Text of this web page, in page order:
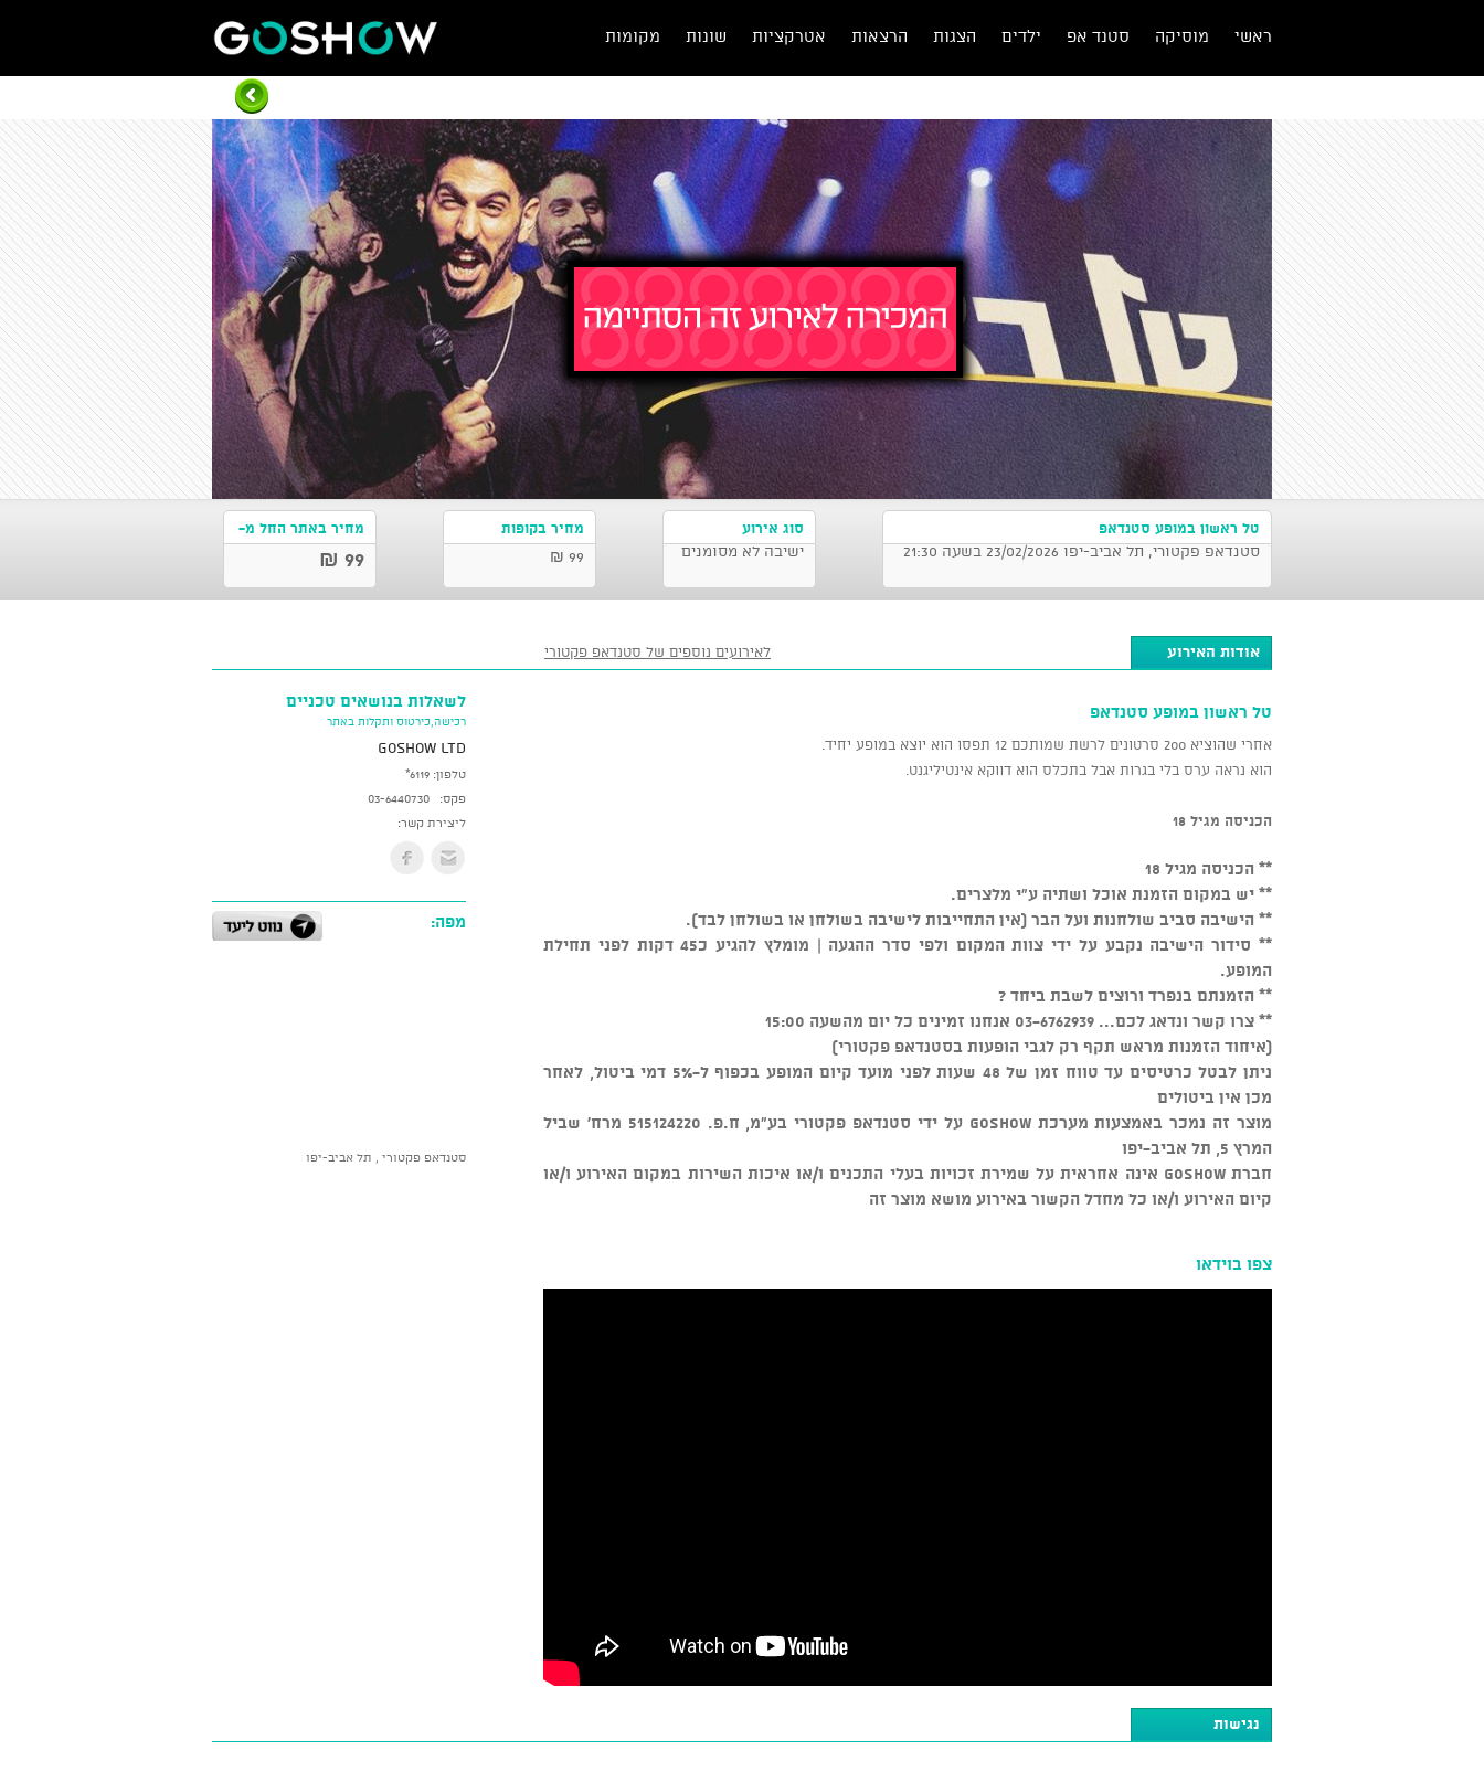
ראשי מוסיקה סטנד אפ ילדים הצגות הרצאות אטרקציות שונות מקומות
טל ראשון במופע סטנדאפ
סטנדאפ פקטורי, תל אביב-יפו 23/02/2026 בשעה 21:30
סוג אירוע
ישיבה לא מסומנים
מחיר בקופות
99 ₪
מחיר באתר החל מ-
99 ₪
אודות האירוע לאירועים נוספים של סטנדאפ פקטורי
טל ראשון במופע סטנדאפ
אחרי שהוציא 200 סרטונים לרשת שמותכם 12 תפסו הוא יוצא במופע יחיד.
הוא נראה ערס בלי בגרות אבל בתכלס הוא דווקא אינטיליגנט.
הכניסה מגיל 18
** הכניסה מגיל 18
** יש במקום הזמנת אוכל ושתיה ע"י מלצרים.
** הישיבה סביב שולחנות ועל הבר (אין התחייבות לישיבה בשולחן או בשולחן לבד).
** סידור הישיבה נקבע על ידי צוות המקום ולפי סדר ההגעה | מומלץ להגיע כ45 דקות לפני תחילת
המופע.
** הזמנתם בנפרד ורוצים לשבת ביחד ?
** צרו קשר ונדאג לכם... 03-6762939 אנחנו זמינים כל יום מהשעה 15:00
(איחוד הזמנות מראש תקף רק לגבי הופעות בסטנדאפ פקטורי)
ניתן לבטל כרטיסים עד טווח זמן של 48 שעות לפני מועד קיום המופע בכפוף ל-5% דמי ביטול, לאחר
מכן אין ביטולים
מוצר זה נמכר באמצעות מערכת GOSHOW על ידי סטנדאפ פקטורי בע"מ, ח.פ. 515124220 מרח' שביל
המרץ 5, תל אביב-יפו
חברת GOSHOW אינה אחראית על שמירת זכויות בעלי התכנים ו/או איכות השירות במקום האירוע ו/או
קיום האירוע ו/או כל מחדל הקשור באירוע מושא מוצר זה
צפו בוידאו
לשאלות בנושאים טכניים
רכישה,כירטוס ותקלות באתר
GoShow LTD
טלפון: *6119
פקס:
03-6440730
ליצירת קשר:
מפה:
סטנדאפ פקטורי , תל אביב-יפו
נגישות